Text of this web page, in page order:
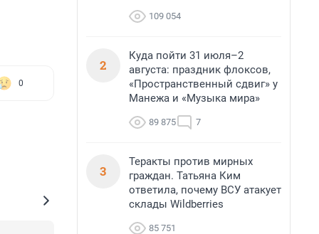
0
109 054
2
Куда пойти 31 июля–2
августа: праздник флоксов,
«Пространственный сдвиг» у
Манежа и «Музыка мира»
89 875 7
3
Теракты против мирных
граждан. Татьяна Ким
ответила, почему ВСУ атакует
склады Wildberries
85 751